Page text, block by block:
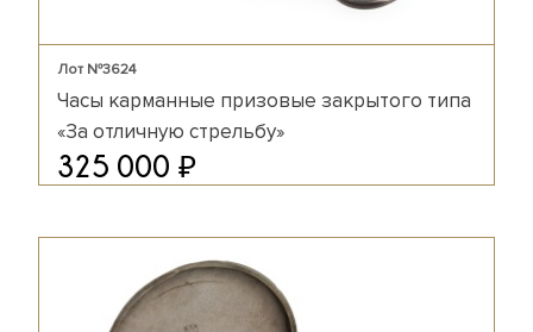
Лот №3624
Часы карманные призовые закрытого типа
«За отличную стрельбу»
325 000 ₽